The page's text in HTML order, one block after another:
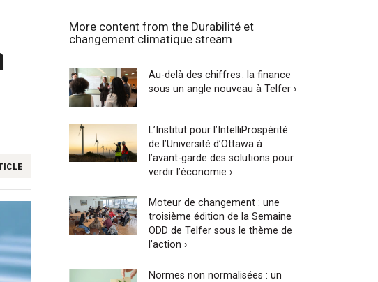
More content from the Durabilité et
changement climatique stream
Au-delà des chiffres : la finance
sous un angle nouveau à Telfer ›
L’Institut pour l’IntelliProspérité
de l’Université d’Ottawa à
l’avant-garde des solutions pour
verdir l’économie ›
Moteur de changement : une
troisième édition de la Semaine
ODD de Telfer sous le thème de
l’action ›
Normes non normalisées : un